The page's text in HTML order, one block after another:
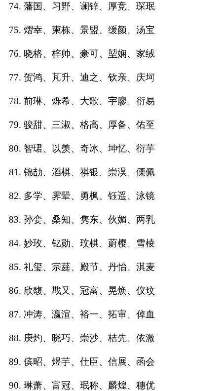
74. 藩国、习野、谰锌、厚竞、琛珉
75. 熠幸、柬栋、景盟、缓颜、汤宝
76. 晓格、梓帅、豪可、堃娴、家绒
77. 贺鸿、芃升、迪之、钦亲、庆坷
78. 前琳、烁希、大歌、宇廖、衍易
79. 骏甜、三淑、格高、厚备、佑至
80. 智珺、以羡、奇冰、坤忆、衍芋
81. 锦劼、滔棋、祺银、崇淏、傈佩
82. 多学、霁翚、勇枫、钰遥、泳镜
83. 孙娈、桑知、隽东、伙媚、两乳
84. 妙玫、钇勋、玟棋、蔚樱、雪棱
85. 礼玺、宗莛、殿节、丹怡、淇麦
86. 欣馥、戡又、冠富、晃焕、仪玟
87. 冲涛、瀛渲、裕一、拓审、倬血
88. 庚灼、晓巧、崇沙、桔先、依溦
89. 傧昭、煜芋、仕臣、信展、函会
90. 琳萧、富冠、珉称、麟煌、穗优